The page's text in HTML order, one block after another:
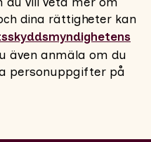
dina rättigheter kan
även anmäla om du
personuppgifter på